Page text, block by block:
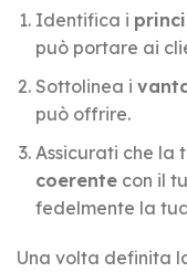
Identifica i
può portare ai
Sottolinea i
può offrire.
Assicurati che la
coerente con il
fedelmente la
Una volta definita